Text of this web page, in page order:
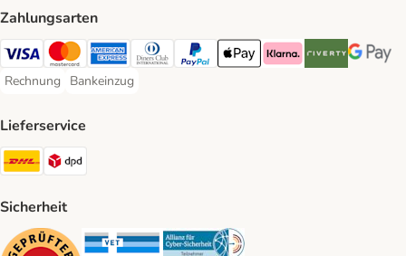
Zahlungsarten
Visa Payment Method
Mastercard Payment Method
American Express Payment Method
Diners Club Payment Method
PayPal Payment Method
Apple Pay Payment Method
Klarna Payment Method
Riverty Payment
Google
Rechnung
Rechnung Payment Method
Bankeinzug
Bankeinzug Payment Method
Lieferservice
DHL Shipping Method
Sicherheit
Security Security Security